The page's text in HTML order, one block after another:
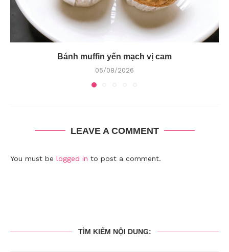
Bánh muffin yến mạch vị cam
05/08/2026
LEAVE A COMMENT
You must be logged in to post a comment.
TÌM KIẾM NỘI DUNG: